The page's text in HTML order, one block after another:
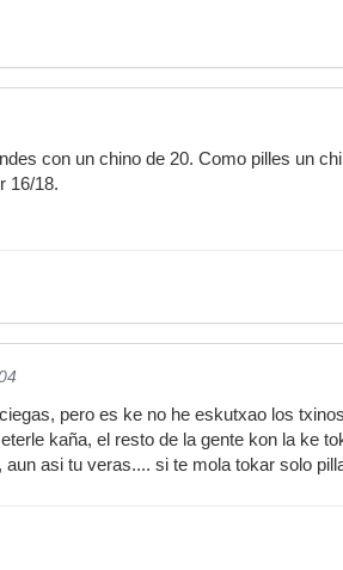
con un chino de 20. Como pilles un
16/18.
pero es ke no he eskutxao los
kaña, el resto de la gente kon la ke
asi tu veras.... si te mola tokar solo